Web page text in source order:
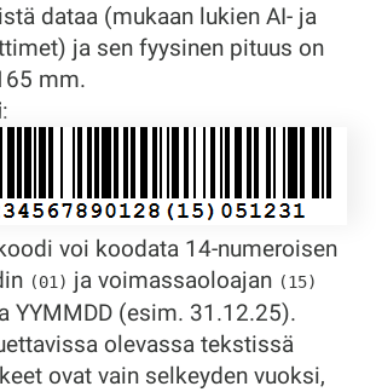
dataa (mukaan lukien AI- ja
ja sen fyysinen pituus on
mm.
:
voi koodata 14-numeroisen
(01) ja voimassaoloajan (15)
YYMMDD (esim. 31.12.25).
olevassa tekstissä
ovat vain selkeyden vuoksi,